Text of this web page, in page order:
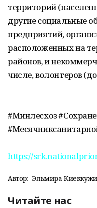
территорий
другие социальные
предприятий,
расположенных на
районов, и
числе, волонтеров
#Минлесхоз
https://
Автор: Эльмира
Читайте нас